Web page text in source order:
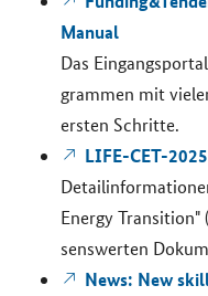
Manual
Das
gram­men mit
ers­ten Schrit­te.
LIFE-CET-
Energy Transition"
sens­wer­ten
News: New